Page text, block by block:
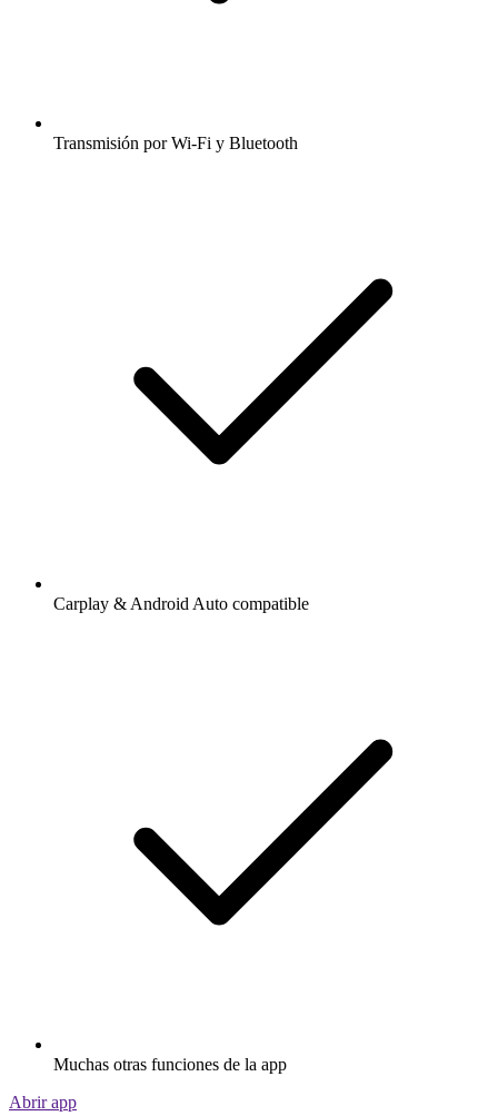
Transmisión por Wi-Fi y Bluetooth
Carplay & Android Auto compatible
Muchas otras funciones de la app
Abrir app